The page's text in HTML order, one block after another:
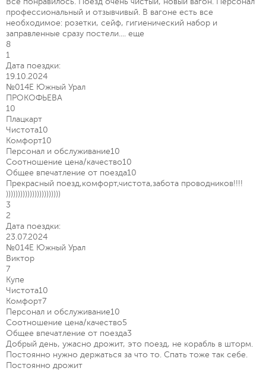
профессиональный и отзывчивый. В вагоне есть все
необходимое: розетки, сейф, гигиенический набор и
заправленные сразу постели.... еще
8
1
Дата поездки:
19.10.2024
№014Е Южный Урал
ПРОКОФЬЕВА
10
Плацкарт
Чистота10
Комфорт10
Персонал и обслуживание10
Соотношение цена/качество10
Общее впечатление от поезда10
Прекрасный поезд,комфорт,чистота,забота проводников!!!!
)))))))))))))))))))))))
3
2
Дата поездки:
23.07.2024
№014Е Южный Урал
Виктор
7
Купе
Чистота10
Комфорт7
Персонал и обслуживание10
Соотношение цена/качество5
Общее впечатление от поезда3
Добрый день, ужасно дрожит, это поезд, не корабль в шторм.
Постоянно нужно держаться за что то. Спать тоже так себе.
Постоянно дрожит